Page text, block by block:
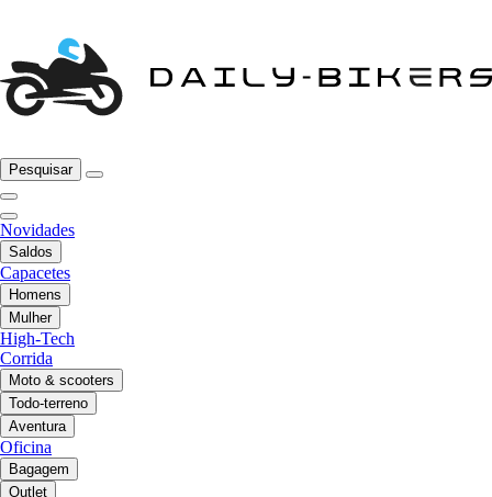
Pesquisar
Novidades
Saldos
Capacetes
Homens
Mulher
High-Tech
Corrida
Moto & scooters
Todo-terreno
Aventura
Oficina
Bagagem
Outlet